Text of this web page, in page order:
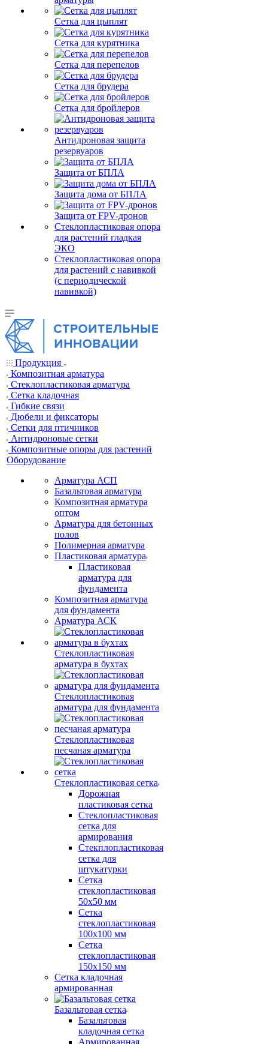
Сетка для цыплят
Сетка для курятника
Сетка для перепелов
Сетка для брудера
Сетка для бройлеров
Антидроновая защита
резервуаров
Защита от БПЛА
Защита дома от БПЛА
Защита от FPV-дронов
Стеклопластиковая опора
для растений гладкая
ЭКО
Стеклопластиковая опора
для растений с навивкой
(с периодической
навивкой)
Продукция
Композитная арматура
Cтеклопластиковая арматура
Сетка кладочная
Гибкие связи
Дюбели и фиксаторы
Сетки для птичников
Антидроновые сетки
Композитные опоры для растений
Оборудование
Арматура АСП
Базальтовая арматура
Композитная арматура
оптом
Арматура для бетонных
полов
Полимерная арматура
Пластиковая арматура
Пластиковая
арматура для
фундамента
Композитная арматура
для фундамента
Арматура АСК
Стеклопластиковая
арматура в бухтах
Стеклопластиковая
арматура для фундамента
Стеклопластиковая
песчаная арматура
Стеклопластиковая сетка
Дорожная
пластиковая сетка
Стеклопластиковая
сетка для
армирования
Стекплопластиковая
сетка для
штукатурки
Сетка
стеклопластиковая
50x50 мм
Сетка
стеклопластиковая
100x100 мм
Сетка
стеклопластиковая
150x150 мм
Сетка кладочная
армированная
Базальтовая сетка
Базальтовая
кладочная сетка
Армированная